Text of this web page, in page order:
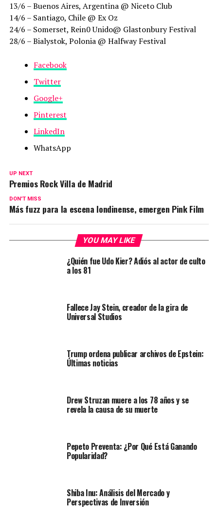
13/6 – Buenos Aires, Argentina @ Niceto Club
14/6 – Santiago, Chile @ Ex Oz
24/6 – Somerset, Rein0 Unido@ Glastonbury Festival
28/6 – Bialystok, Polonia @ Halfway Festival
Facebook
Twitter
Google+
Pinterest
LinkedIn
WhatsApp
UP NEXT
Premios Rock Villa de Madrid
DON'T MISS
Más fuzz para la escena londinense, emergen Pink Film
YOU MAY LIKE
¿Quién fue Udo Kier? Adiós al actor de culto
a los 81
Fallece Jay Stein, creador de la gira de
Universal Studios
Trump ordena publicar archivos de Epstein:
Últimas noticias
Drew Struzan muere a los 78 años y se
revela la causa de su muerte
Pepeto Preventa: ¿Por Qué Está Ganando
Popularidad?
Shiba Inu: Análisis del Mercado y
Perspectivas de Inversión